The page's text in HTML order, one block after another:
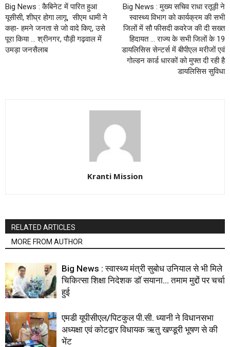
Big News : कैबिनेट में पारित हुआ
यूसीसी, शीघ्र होगा लागू, सीएम धामी ने
कहा- हमने जनता से जो वादे किए, उसे
पूरा किया … श्रीनगर, पौड़ी गढ़वाल में
उमड़ा जनसैलाब
Big News : मुख्य सचिव राधा रतूड़ी ने
स्वास्थ्य विभाग को कार्यक्रम की सभी
जिलों में सौ फीसदी कवरेज की दी सख्त
हिदायत … राज्य के सभी जिलों के 19
डायलिसिस सेन्टर्स में बीपीएल मरीजों एवं
गोल्डन कार्ड धारकों को मुफ्त दी रही है
डायलिसिस सुविधा
Kranti Mission
RELATED ARTICLES
MORE FROM AUTHOR
Big News : स्वास्थ्य मंत्री सुबोध उनियाल से भी मिले
चिकित्सा शिक्षा निदेशक डॉ सयाना… तमाम मुद्दों पर चर्चा
हुई
एमडी यूपीसीएल/पिटकुल पी.सी. ध्यानी ने विधानसभा
अध्यक्षा एवं कोटद्वार विधायक ऋतु खण्डूरी भूषण से की
भेंट